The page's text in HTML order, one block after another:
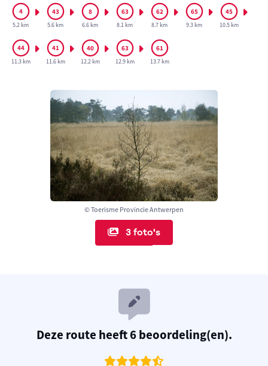
© Toerisme Provincie Antwerpen
3 foto's
5.2 km 5.6 km 6.6 km 8.1 km 8.7 km 9.3 km 10.5 km
11.3 km 11.6 km 12.2 km 12.9 km 13.7 km
Deze route heeft 6 beoordeling(en).